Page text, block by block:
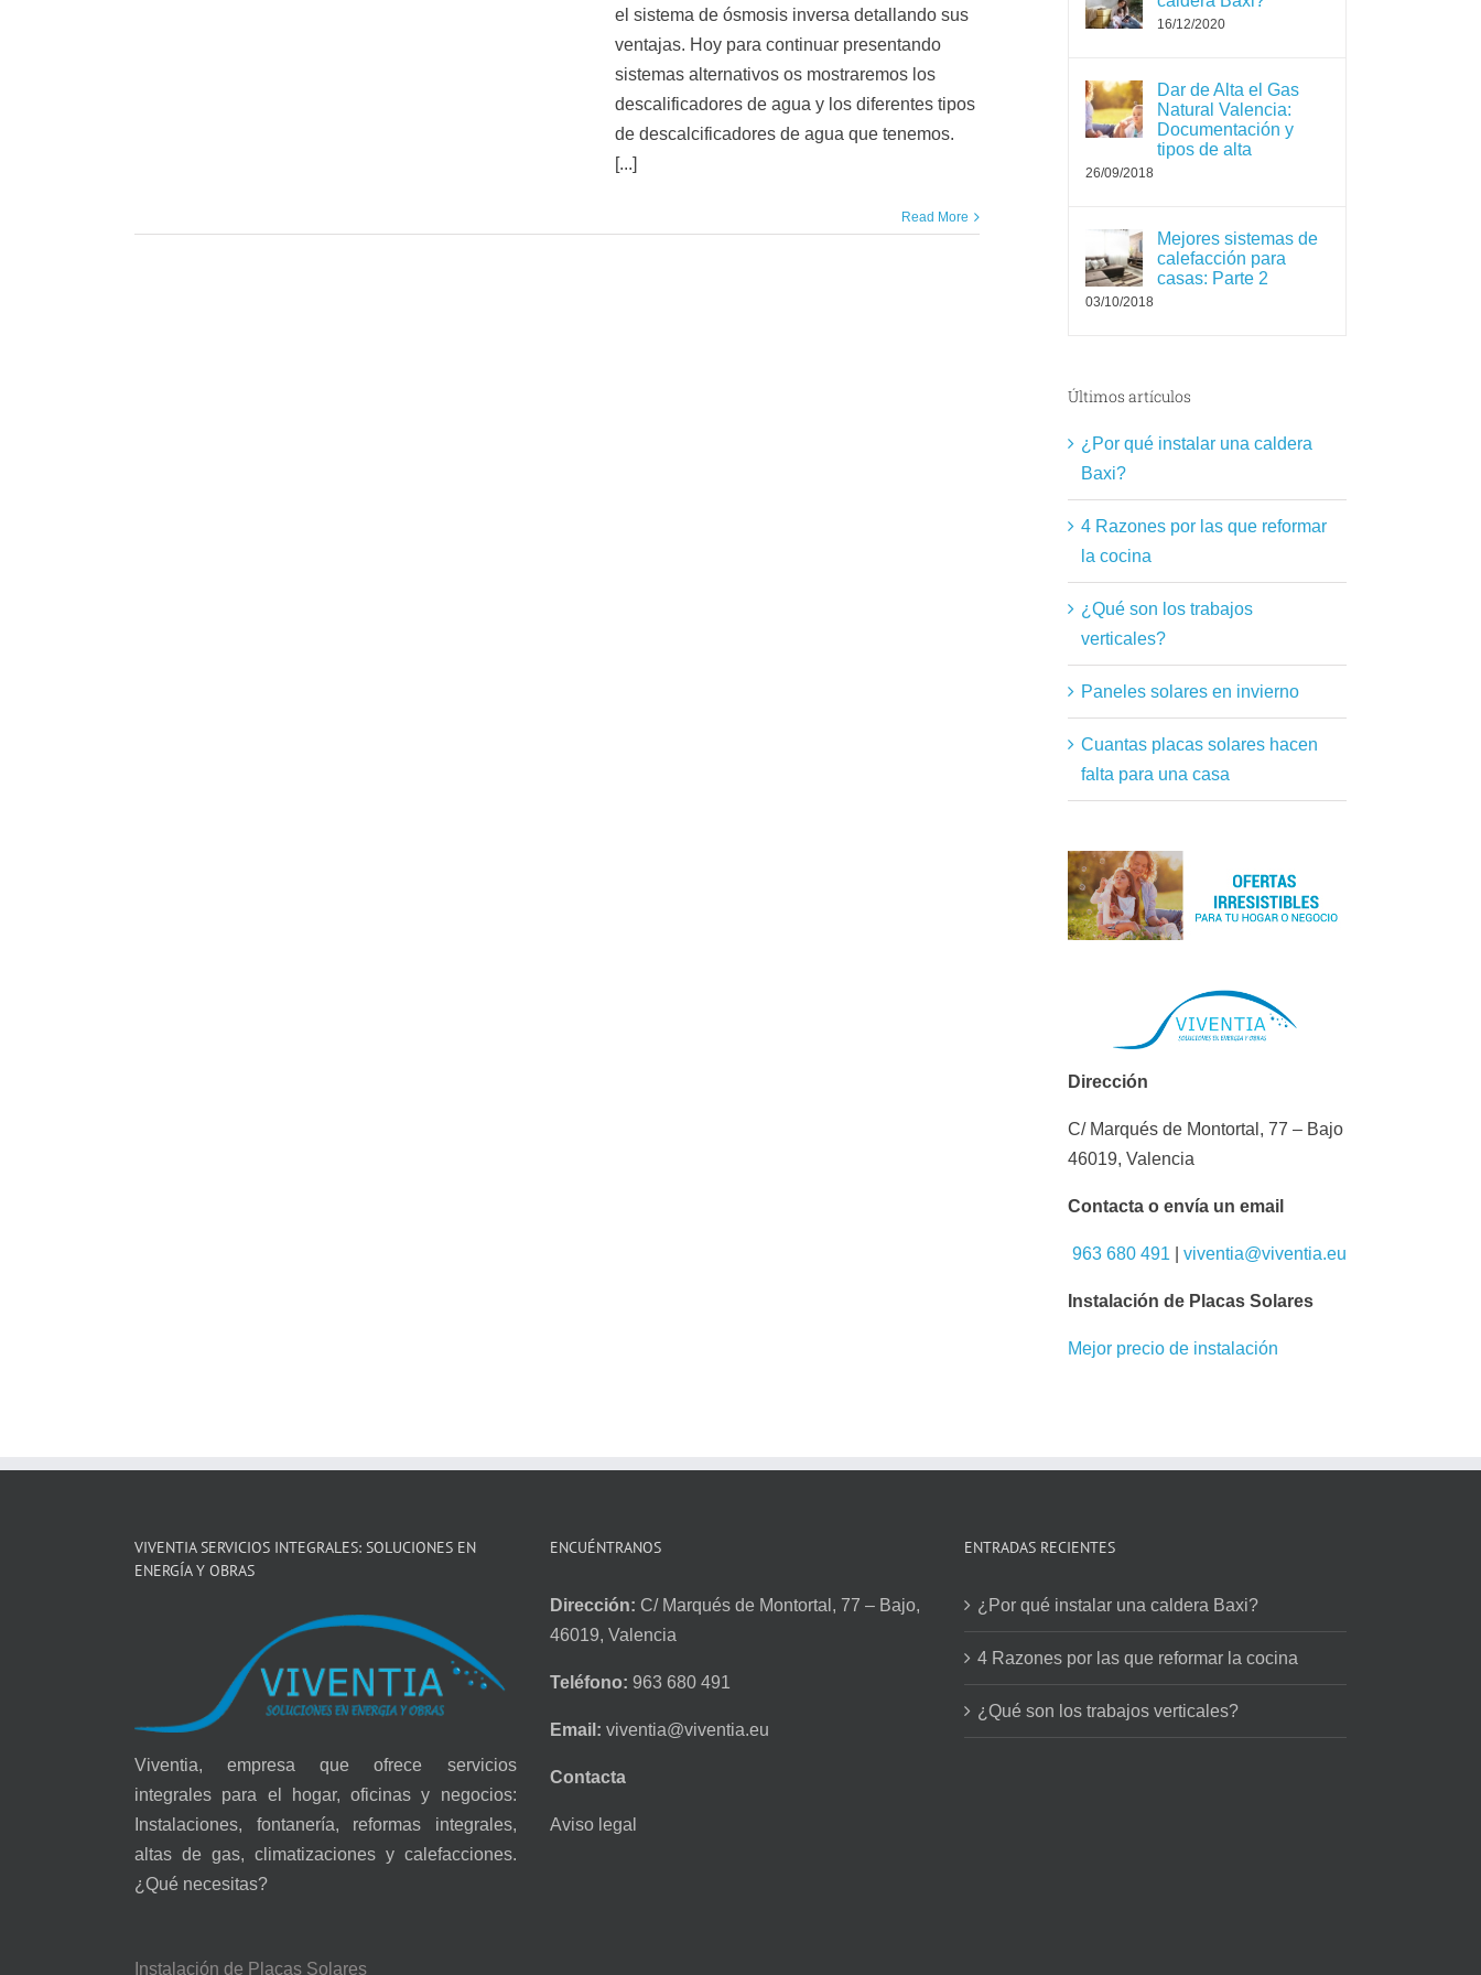
el sistema de ósmosis inversa detallando sus
ventajas. Hoy para continuar presentando
sistemas alternativos os mostraremos los
descalificadores de agua y los diferentes tipos
de descalcificadores de agua que tenemos.
[...]
Read More
16/12/2020
Dar de Alta el Gas
Natural Valencia:
Documentación y
tipos de alta
26/09/2018
Mejores sistemas de
calefacción para
casas: Parte 2
03/10/2018
Últimos artículos
¿Por qué instalar una caldera
Baxi?
4 Razones por las que reformar
la cocina
¿Qué son los trabajos
verticales?
Paneles solares en invierno
Cuantas placas solares hacen
falta para una casa
Dirección
C/ Marqués de Montortal, 77 – Bajo
46019, Valencia
Contacta o envía un email
963 680 491 viventia@viventia.eu
Instalación de Placas Solares
Mejor precio de instalación
VIVENTIA SERVICIOS INTEGRALES: SOLUCIONES EN
ENERGÍA Y OBRAS
Viventia, empresa que ofrece servicios
integrales para el hogar, oficinas y negocios:
Instalaciones, fontanería, reformas integrales,
altas de gas, climatizaciones y calefacciones.
¿Qué necesitas?
Instalación de Placas Solares
ENCUÉNTRANOS
Dirección: C/ Marqués de Montortal, 77 – Bajo,
46019, Valencia
Teléfono: 963 680 491
Email: viventia@viventia.eu
Contacta
Aviso legal
ENTRADAS RECIENTES
¿Por qué instalar una caldera Baxi?
4 Razones por las que reformar la cocina
¿Qué son los trabajos verticales?